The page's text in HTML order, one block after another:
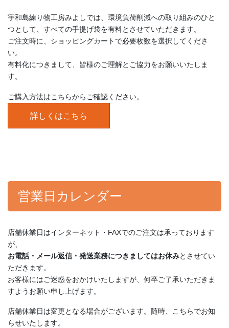
宇和島練り物工房みよしでは、環境負荷削減への取り組みのひと
つとして、すべての手提げ袋を有料とさせていただきます。
ご注文時に、ショッピングカートで必要枚数を選択してくださ
い。
有料化につきまして、皆様のご理解とご協力をお願いいたしま
す。
ご購入方法はこちらからご確認ください。
詳しくはこちら
営業日カレンダー
店舗休業日はインターネット・FAXでのご注文は承っております
が、
お電話・メール返信・発送業務につきましてはお休みとさせてい
ただきます。
お客様にはご迷惑をおかけいたしますが、何卒ご了承いただきま
すようお願い申し上げます。
店舗休業日は変更となる場合がございます。随時、こちらでお知
らせいたします。